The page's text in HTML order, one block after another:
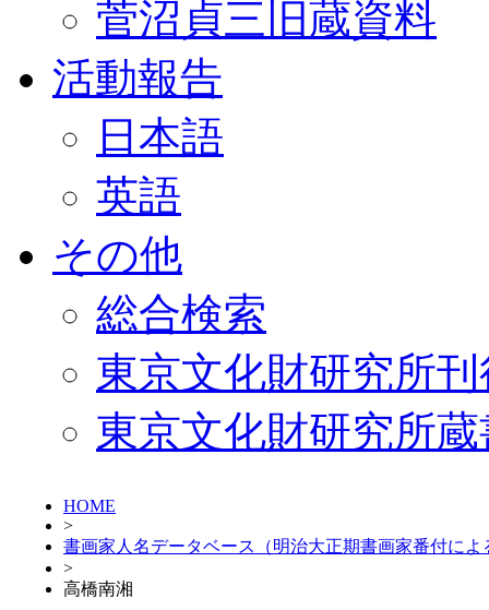
菅沼貞三旧蔵資料
活動報告
日本語
英語
その他
総合検索
東京文化財研究所
東京文化財研究所
HOME
>
書画家人名データベース（明治大正期書画家番付によ
>
高橋南湘